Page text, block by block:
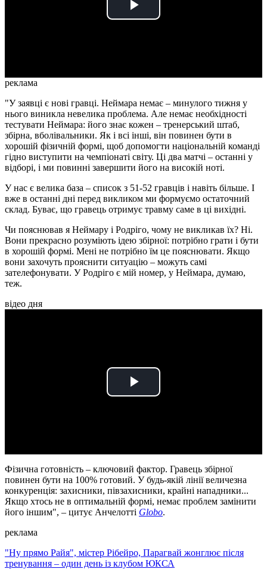
Play
реклама
"У заявці є нові гравці. Неймара немає – минулого тижня у
нього виникла невелика проблема. Але немає необхідності
тестувати Неймара: його знає кожен – тренерський штаб,
збірна, вболівальники. Як і всі інші, він повинен бути в
хорошій фізичній формі, щоб допомогти національній команді
гідно виступити на чемпіонаті світу. Ці два матчі – останні у
відборі, і ми повинні завершити його на високій ноті.
У нас є велика база – список з 51-52 гравців і навіть більше. І
вже в останні дні перед викликом ми формуємо остаточний
склад. Буває, що гравець отримує травму саме в ці вихідні.
Чи пояснював я Неймару і Родріго, чому не викликав їх? Ні.
Вони прекрасно розуміють ідею збірної: потрібно грати і бути
в хорошій формі. Мені не потрібно їм це пояснювати. Якщо
вони захочуть прояснити ситуацію – можуть самі
зателефонувати. У Родріго є мій номер, у Неймара, думаю,
теж.
відео дня
Play
Фізична готовність – ключовий фактор. Гравець збірної
повинен бути на 100% готовий. У будь-якій лінії величезна
конкуренція: захисники, півзахисники, крайні нападники...
Якщо хтось не в оптимальній формі, немає проблем замінити
його іншим", – цитує Анчелотті Globo.
реклама
"Ну прямо Райя", містер Рібейро, Парагвай жонглює після
тренування – один день із клубом ЮКСА